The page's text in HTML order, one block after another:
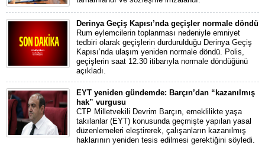
Derinya Geçiş Kapısı’nda geçişler normale döndü
Rum eylemcilerin toplanması nedeniyle emniyet
tedbiri olarak geçişlerin durdurulduğu Derinya Geçiş
Kapısı’nda ulaşım yeniden normale döndü. Polis,
geçişlerin saat 12.30 itibarıyla normale döndüğünü
açıkladı.
EYT yeniden gündemde: Barçın’dan “kazanılmış
hak” vurgusu
CTP Milletvekili Devrim Barçın, emeklilikte yaşa
takılanlar (EYT) konusunda geçmişte yapılan yasal
düzenlemeleri eleştirerek, çalışanların kazanılmış
haklarının yeniden tesis edilmesi gerektiğini söyledi.